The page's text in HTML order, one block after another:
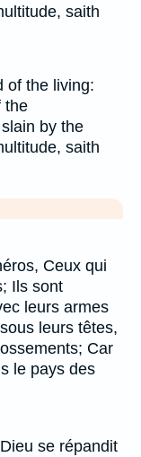
saith
of the living:
the
by the
saith
Ceux qui
Ils sont
leurs armes
leurs têtes,
Car
le pays des
se répandit